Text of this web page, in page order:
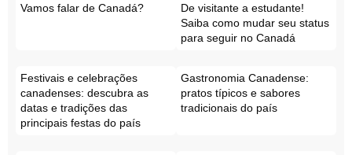
Vamos falar de Canadá?
De visitante a estudante!
Saiba como mudar seu status
para seguir no Canadá
Festivais e celebrações
canadenses: descubra as
datas e tradições das
principais festas do país
Gastronomia Canadense:
pratos típicos e sabores
tradicionais do país